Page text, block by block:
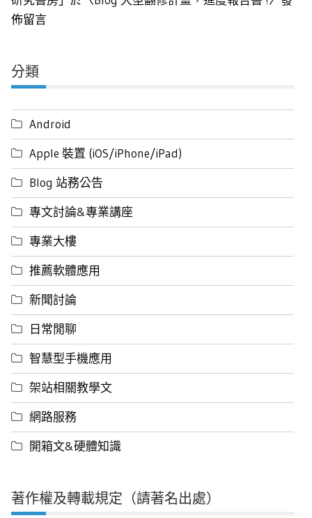
佈留言
分類
Android
Apple 裝置 (iOS/iPhone/iPad)
Blog 站務公告
專文討論&專業講座
專業大樓
推薦軟體應用
新聞討論
日常閒聊
智慧型手機應用
架站相關教學文
網路服務
開箱文&硬體知識
著作權及轉載規定（請著名出處）